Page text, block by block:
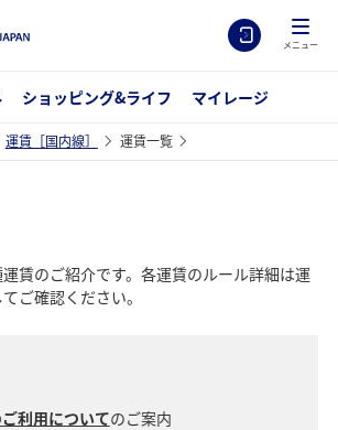
メニュー
ショッピング&ライフ マイレージ
運賃［国内線］ 運賃一覧
賃のご紹介です。各運賃のルール詳細は運
ご確認ください。
利用についてのご案内